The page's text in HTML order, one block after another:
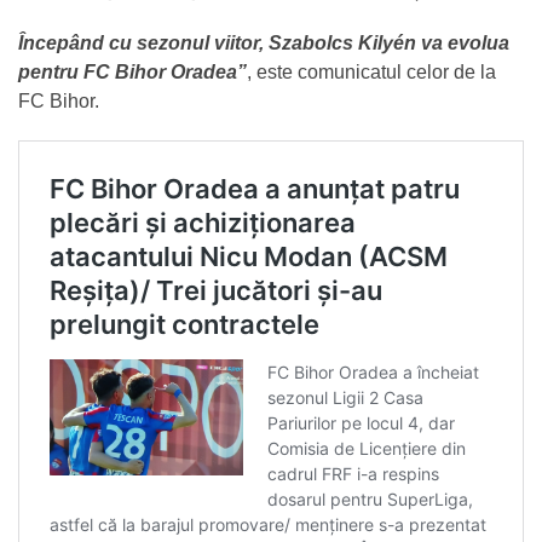
Începând cu sezonul viitor, Szabolcs Kilyén va evolua
pentru FC Bihor Oradea”, este comunicatul celor de la
FC Bihor.